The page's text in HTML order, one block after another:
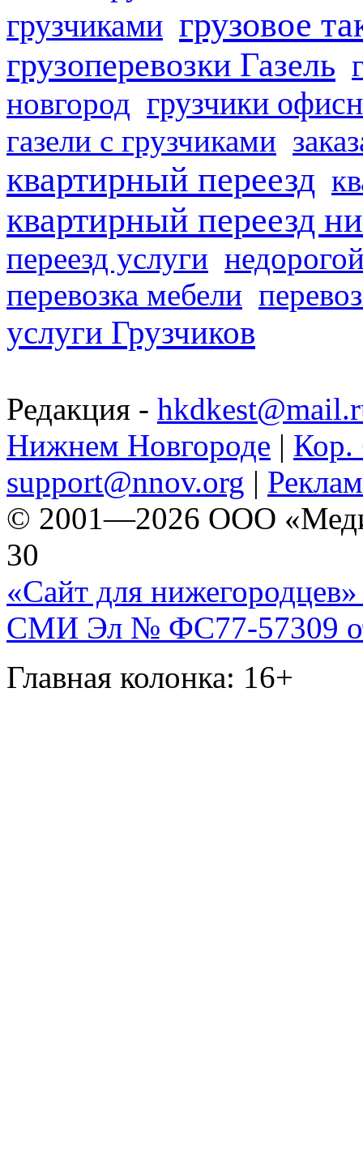
грузчиками грузовое
грузоперевозки Газель
новгород грузчики
газели с грузчиками
квартирный переезд
квартирный переезд
переезд услуги
перевозка мебели
услуги Грузчиков
Редакция -
Нижнем Новгороде | Кор.
support@nnov.org |
© 2001—2026 ООО
30
«Сайт для нижегородцев»
СМИ Эл № ФС77-57309
Главная колонка: 16+